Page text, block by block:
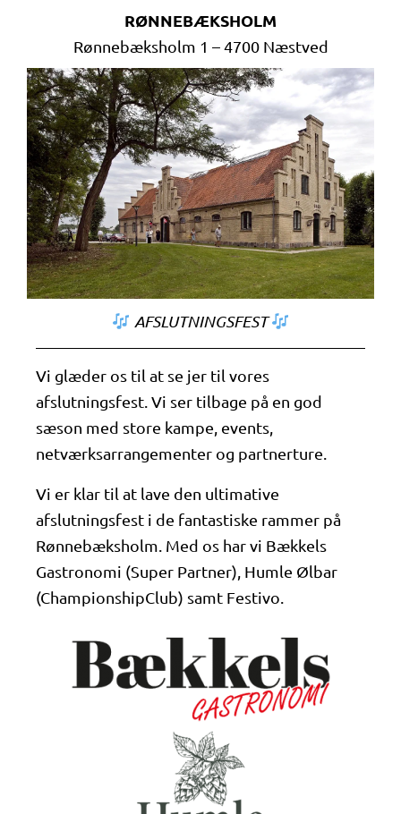
RØNNEBÆKSHOLM
Rønnebæksholm 1 – 4700 Næstved
AFSLUTNINGSFEST
Vi glæder os til at se jer til vores
afslutningsfest. Vi ser tilbage på en god
sæson med store kampe, events,
netværksarrangementer og partnerture.
Vi er klar til at lave den ultimative
afslutningsfest i de fantastiske rammer på
Rønnebæksholm. Med os har vi Bækkels
Gastronomi (Super Partner), Humle Ølbar
(ChampionshipClub) samt Festivo.